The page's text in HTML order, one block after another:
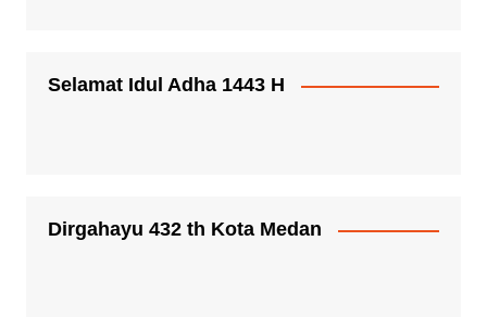
Selamat Idul Adha 1443 H
Dirgahayu 432 th Kota Medan